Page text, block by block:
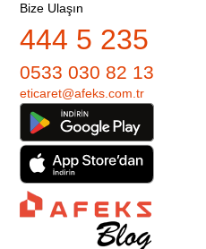
Bize Ulaşın
444 5 235
0533 030 82 13
eticaret@afeks.com.tr